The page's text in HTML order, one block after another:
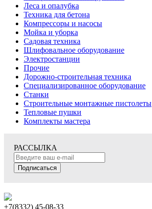
Леса и опалубка
Техника для бетона
Компрессоры и насосы
Мойка и уборка
Садовая техника
Шлифовальное оборудование
Электростанции
Прочие
Дорожно-строительная техника
Специализированное оборудование
Станки
Строительные монтажные пистолеты
Тепловые пушки
Комплекты мастера
РАССЫЛКА
Подписаться
+7(8332) 45-08-33